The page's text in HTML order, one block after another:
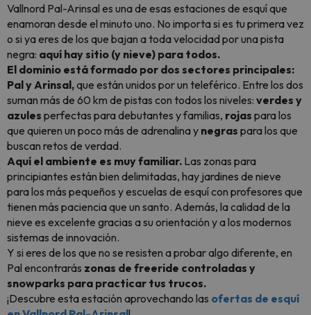
Vallnord Pal-Arinsal es una de esas estaciones de esquí que
enamoran desde el minuto uno. No importa si es tu primera vez
o si ya eres de los que bajan a toda velocidad por una pista
negra: aquí hay sitio (y nieve) para todos.
El dominio está formado por dos sectores principales:
Pal y Arinsal,que están unidos por un teleférico. Entre los dos
suman más de 60 km de pistas con todos los niveles: verdes y
azules perfectas para debutantes y familias, rojas para los
que quieren un poco más de adrenalina y negras para los que
buscan retos de verdad.
Aquí el ambiente es muy familiar. Las zonas para
principiantes están bien delimitadas, hay jardines de nieve
para los más pequeños y escuelas de esquí con profesores que
tienen más paciencia que un santo. Además, la calidad de la
nieve es excelente gracias a su orientación y a los modernos
sistemas de innovación.
Y si eres de los que no se resisten a probar algo diferente, en
Pal encontrarás zonas de freeride controladas y
snowparks para practicar tus trucos.
¡Descubre esta estación aprovechando las ofertas de esquí